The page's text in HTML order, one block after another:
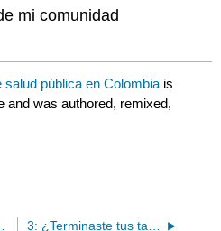
mi comunidad
pública en Colombia is
and was authored, remixed,
hispano 3: ¿Terminaste tus tareas?